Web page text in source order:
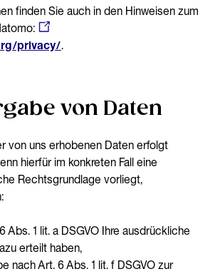
finden Sie auch in den Hinweisen zum
privacy/.
von Daten
von uns erhobenen Daten erfolgt
hierfür im konkreten Fall eine
Rechtsgrundlage vorliegt,
Abs. 1 lit. a DSGVO Ihre ausdrückliche
erteilt haben,
nach Art. 6 Abs. 1 lit. f DSGVO zur